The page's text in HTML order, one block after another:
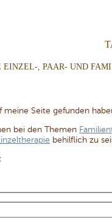
EINZEL-, PAAR- UND
meine Seite gefunden
bei den Themen
behilflich zu